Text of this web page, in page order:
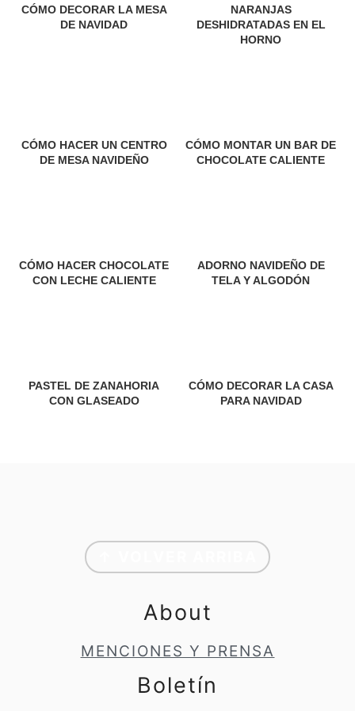
CÓMO DECORAR LA MESA
DE NAVIDAD
NARANJAS
DESHIDRATADAS EN EL
HORNO
CÓMO HACER UN CENTRO
DE MESA NAVIDEÑO
CÓMO MONTAR UN BAR DE
CHOCOLATE CALIENTE
CÓMO HACER CHOCOLATE
CON LECHE CALIENTE
ADORNO NAVIDEÑO DE
TELA Y ALGODÓN
PASTEL DE ZANAHORIA
CON GLASEADO
CÓMO DECORAR LA CASA
PARA NAVIDAD
About
MENCIONES Y PRENSA
Boletín